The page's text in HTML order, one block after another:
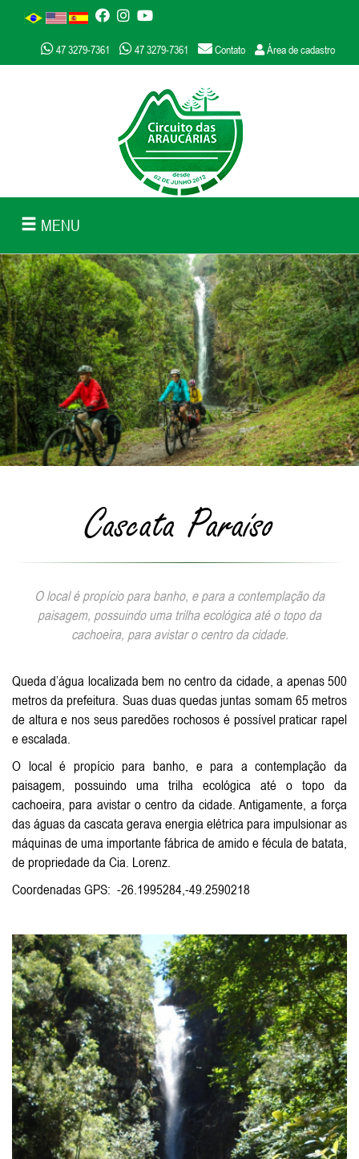
47 3279-7361 47 3279-7361 Contato Área de cadastro
MENU
Cascata Paraíso
O local é propício para banho, e para a contemplação da
paisagem, possuindo uma trilha ecológica até o topo da
cachoeira, para avistar o centro da cidade.
Queda d’água localizada bem no centro da cidade, a apenas 500
metros da prefeitura. Suas duas quedas juntas somam 65 metros
de altura e nos seus paredões rochosos é possível praticar rapel
e escalada.
O local é propício para banho, e para a contemplação da
paisagem, possuindo uma trilha ecológica até o topo da
cachoeira, para avistar o centro da cidade. Antigamente, a força
das águas da cascata gerava energia elétrica para impulsionar as
máquinas de uma importante fábrica de amido e fécula de batata,
de propriedade da Cia. Lorenz.
Coordenadas GPS: -26.1995284,-49.2590218